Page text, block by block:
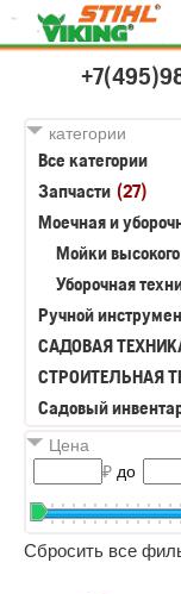
категории
Все категории
Запчасти (27)
Моечная и
Мойки
Уборочная
Ручной
САДОВАЯ
СТРОИТЕЛЬНАЯ
Садовый
Цена
₽ до
Сбросить все